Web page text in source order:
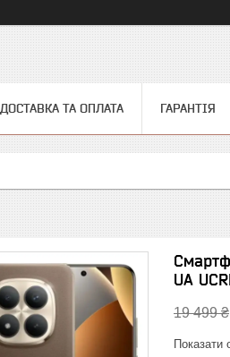
ДОСТАВКА ТА ОПЛАТА ГАРАНТІЯ
UA
19 499 ₴
Показати